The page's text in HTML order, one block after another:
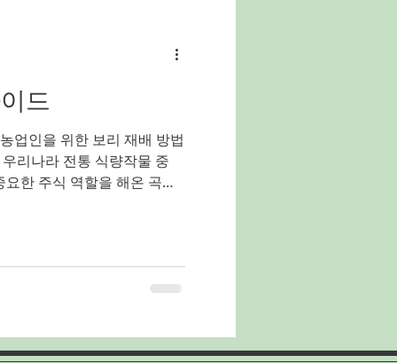
홍대유흥업소알바
양배추농사
드
업인을 위한 보리 재배 방법
리나라 전통 식량작물 중
한 주식 역할을 해온 곡식
운 편이며, 겨울철에 재배
수 있어 농가 소득 안정에
다. 대표적으로 겉보리, 쌀